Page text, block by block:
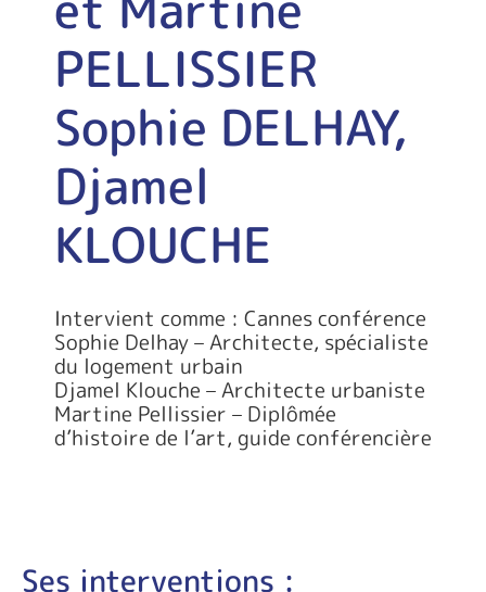
PELLISSIER
Sophie DELHAY,
Djamel
KLOUCHE
Intervient comme : Cannes conférence
Sophie Delhay – Architecte, spécialiste
du logement urbain
Djamel Klouche – Architecte urbaniste
Martine Pellissier – Diplômée
d’histoire de l’art, guide conférencière
Ses interventions :